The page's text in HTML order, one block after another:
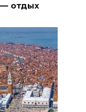
отдых